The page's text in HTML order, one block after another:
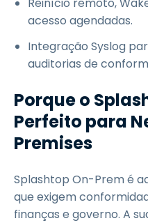
acesso agendadas.
Integração Syslog
auditorias de
Porque o
Perfeito para
Premises
Splashtop On-Prem é
que exigem
finanças e governo. A